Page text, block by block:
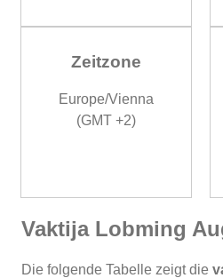
Zeitzone
Europe/Vienna
(GMT +2)
Vaktija Lobming
Die folgende Tabelle zeigt die